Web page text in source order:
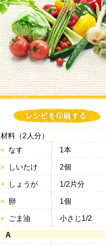
材料（2人分）
なす
1本
しいたけ
2個
しょうが
1/2片分
卵
1個
ごま油
小さじ1/2
A